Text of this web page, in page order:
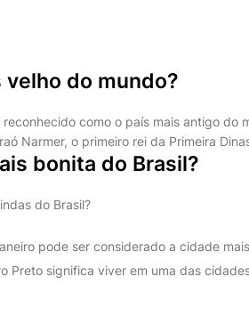
velho do mundo?
reconhecido como o país mais antigo
Narmer, o primeiro rei da Primeira
bonita do Brasil?
do Brasil?
pode ser considerado a cidade
Preto significa viver em uma das